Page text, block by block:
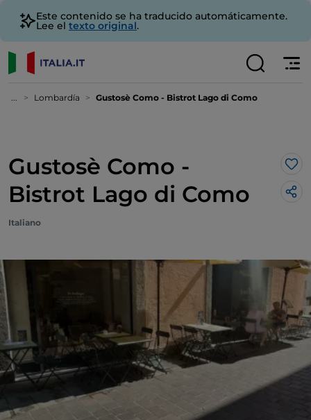
Este contenido se ha traducido automáticamente.
Lee el texto original.
... Lombardía Gustosè Como - Bistrot Lago di Como
Gustosè Como -
Bistrot Lago di Como
Me
Italiano